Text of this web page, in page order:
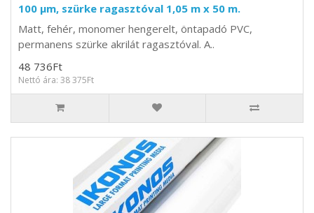
100 µm, szürke ragasztóval 1,05 m x 50 m.
Matt, fehér, monomer hengerelt, öntapadó PVC,
permanens szürke akrilát ragasztóval. A..
48 736Ft
Nettó ára: 38 375Ft